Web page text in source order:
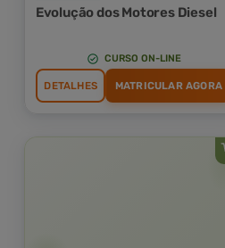
Evolução dos Motores Diesel
CURSO ON-LINE
DETALHES MATRICULAR AGORA